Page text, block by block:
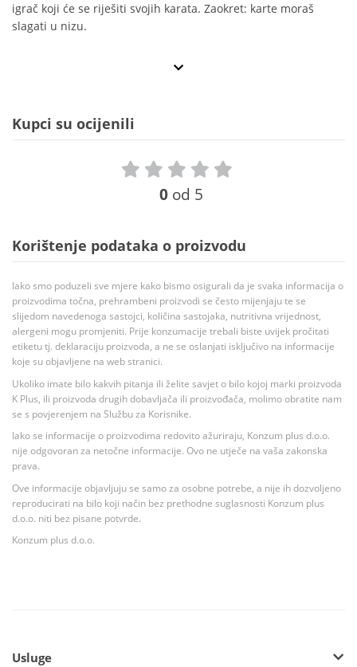
igrač koji će se riješiti svojih karata. Zaokret: karte moraš
slagati u nizu.
Kupci su ocijenili
0 od 5
Korištenje podataka o proizvodu
Iako smo poduzeli sve mjere kako bismo osigurali da je svaka informacija o
proizvodima točna, prehrambeni proizvodi se često mijenjaju te se
slijedom navedenoga sastojci, količina sastojaka, nutritivna vrijednost,
alergeni mogu promjeniti. Prije konzumacije trebali biste uvijek pročitati
etiketu tj. deklaraciju proizvoda, a ne se oslanjati isključivo na informacije
koje su objavljene na web stranici.
Ukoliko imate bilo kakvih pitanja ili želite savjet o bilo kojoj marki proizvoda
K Plus, ili proizvoda drugih dobavljača ili proizvođača, molimo obratite nam
se s povjerenjem na Službu za Korisnike.
Iako se informacije o proizvodima redovito ažuriraju, Konzum plus d.o.o.
nije odgovoran za netočne informacije. Ovo ne utječe na vaša zakonska
prava.
Ove informacije objavljuju se samo za osobne potrebe, a nije ih dozvoljeno
reproducirati na bilo koji način bez prethodne suglasnosti Konzum plus
d.o.o. niti bez pisane potvrde.
Konzum plus d.o.o.
Usluge